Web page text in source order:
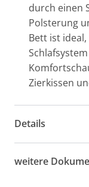
durch einen
Polsterung
Bett ist
Zierkissen
Details
weitere